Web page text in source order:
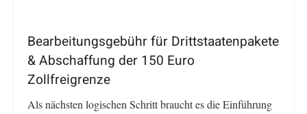
Bearbeitungsgebühr für Drittstaatenpakete
& Abschaffung der 150 Euro
Zollfreigrenze
Als nächsten logischen Schritt braucht es die Einführung